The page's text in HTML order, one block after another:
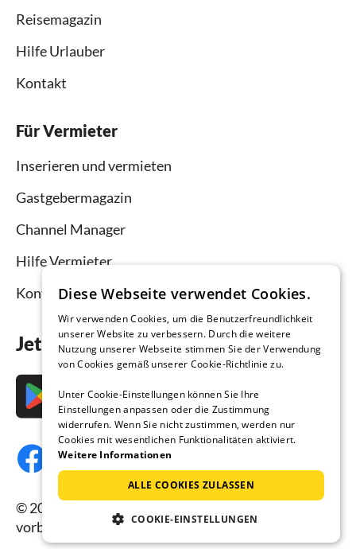
Reisemagazin
Hilfe Urlauber
Kontakt
Für Vermieter
Inserieren und vermieten
Gastgebermagazin
Channel Manager
Hilfe Vermieter
Kontakt
Jetzt die App downloaden
© 2026 Ferienhausmiete.de, alle Rechte
vorbehalten.
Diese Webseite verwendet Cookies.
Wir verwenden Cookies, um die Benutzerfreundlichkeit
unserer Website zu verbessern. Durch die weitere
Nutzung unserer Webseite stimmen Sie der Verwendung
von Cookies gemäß unserer Cookie-Richtlinie zu.
Unter Cookie-Einstellungen können Sie Ihre
Einstellungen anpassen oder die Zustimmung
widerrufen. Wenn Sie nicht zustimmen, werden nur
Cookies mit wesentlichen Funktionalitäten aktiviert.
Weitere Informationen
ALLE COOKIES ZULASSEN
COOKIE-EINSTELLUNGEN